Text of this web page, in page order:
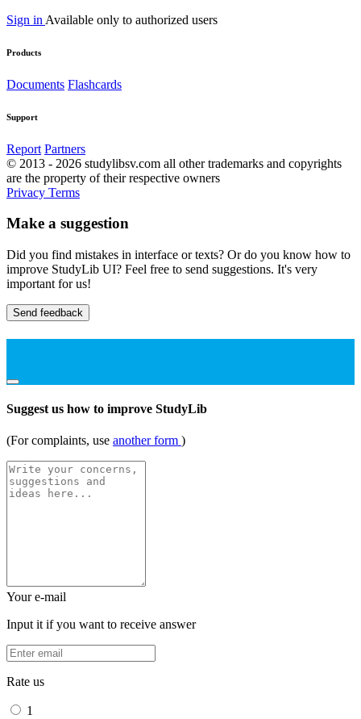
Sign in Available only to authorized users
Products
Documents Flashcards
Support
Report Partners
© 2013 - 2026 studylibsv.com all other trademarks and copyrights
are the property of their respective owners
Privacy Terms
Make a suggestion
Did you find mistakes in interface or texts? Or do you know how to
improve StudyLib UI? Feel free to send suggestions. It's very
important for us!
Send feedback
Suggest us how to improve StudyLib
(For complaints, use another form )
Your e-mail
Input it if you want to receive answer
Rate us
1